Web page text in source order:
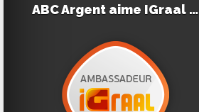
ABC Argent aime IGraal …